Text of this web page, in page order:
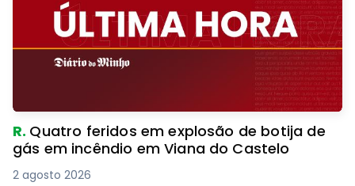
R. Quatro feridos em explosão de botija de
gás em incêndio em Viana do Castelo
2 agosto 2026